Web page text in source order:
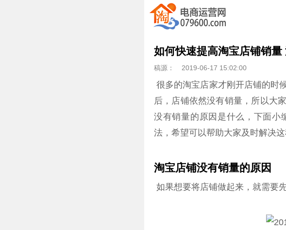
如何快速提高淘宝店铺销
稿源： 2019-06-17 15:02:00
很多的淘宝店家才刚开店铺的时
后，店铺依然没有销量，所以大
没有销量的原因是什么，下面小
法，希望可以帮助大家及时解决这
淘宝店铺没有销量的原因
如果想要将店铺做起来，就需要